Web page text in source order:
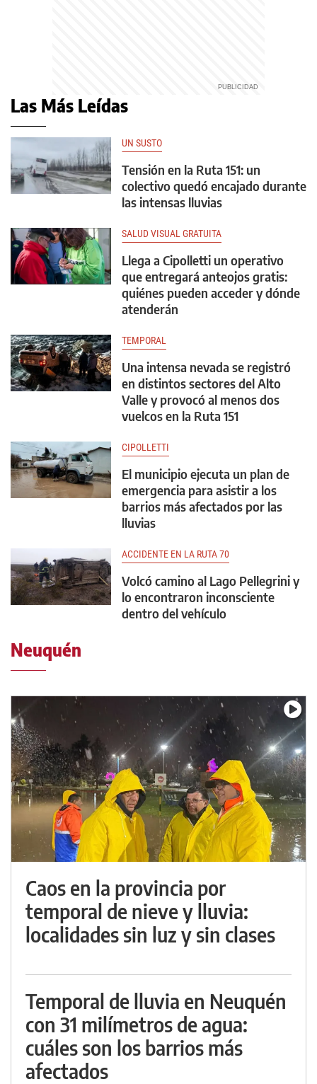
Las Más Leídas
UN SUSTO
Tensión en la Ruta 151: un
colectivo quedó encajado durante
las intensas lluvias
SALUD VISUAL GRATUITA
Llega a Cipolletti un operativo
que entregará anteojos gratis:
quiénes pueden acceder y dónde
atenderán
TEMPORAL
Una intensa nevada se registró
en distintos sectores del Alto
Valle y provocó al menos dos
vuelcos en la Ruta 151
CIPOLLETTI
El municipio ejecuta un plan de
emergencia para asistir a los
barrios más afectados por las
lluvias
ACCIDENTE EN LA RUTA 70
Volcó camino al Lago Pellegrini y
lo encontraron inconsciente
dentro del vehículo
Neuquén
Caos en la provincia por
temporal de nieve y lluvia:
localidades sin luz y sin clases
Temporal de lluvia en Neuquén
con 31 milímetros de agua:
cuáles son los barrios más
afectados